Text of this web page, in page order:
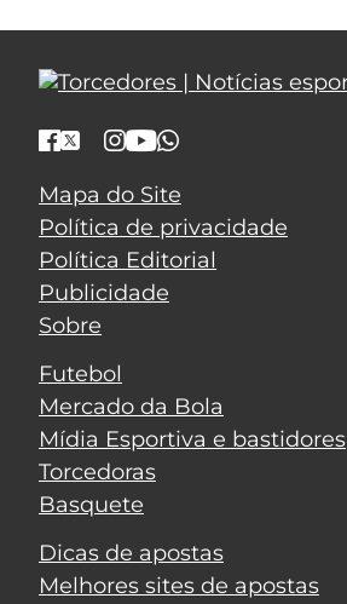
Mapa do Site
Política de privacidade
Política Editorial
Publicidade
Sobre
Futebol
Mercado da Bola
Mídia Esportiva e bastidores
Torcedoras
Basquete
Dicas de apostas
Melhores sites de apostas